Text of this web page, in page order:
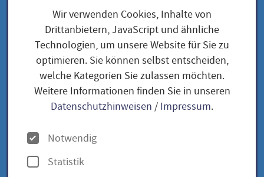
Fruchtgemüse
TOMATEN
Evil Olive - Solanum lycopersicum
Evil Olive - Solanum
lycopersicum
Evil Olive / Solanum
Wir verwenden Cookies, Inhalte von
Drittanbietern, JavaScript und ähnliche
Technologien, um unsere Website für Sie zu
optimieren. Sie können selbst entscheiden,
welche Kategorien Sie zulassen möchten.
Weitere Informationen finden Sie in unseren
Datenschutzhinweisen / Impressum.
O
p
t
Notwendig
Statistik